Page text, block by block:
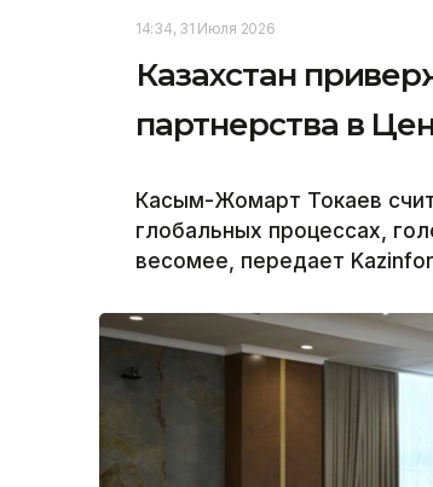
14:34, 31 Июля 2026
Казахстан
партнерства в
Касым-Жомарт Токаев
глобальных процессах,
весомее, передает